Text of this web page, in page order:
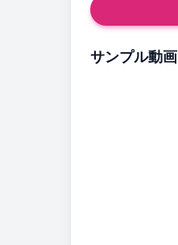
サンプル動画